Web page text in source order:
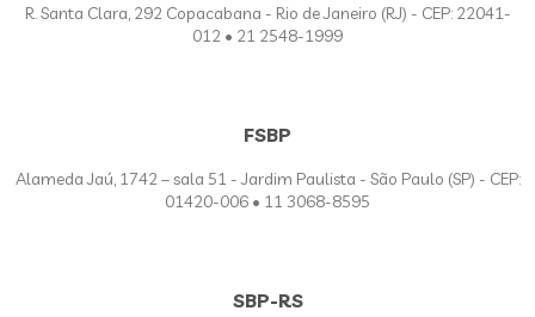
R. Santa Clara, 292 Copacabana - Rio de Janeiro (RJ) - CEP: 22041-
012 • 21 2548-1999
FSBP
Alameda Jaú, 1742 – sala 51 - Jardim Paulista - São Paulo (SP) - CEP:
01420-006 • 11 3068-8595
SBP-RS